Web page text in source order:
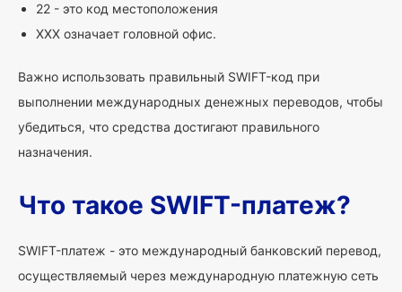
22 - это код местоположения
XXX означает головной офис.
Важно использовать правильный SWIFT-код при
выполнении международных денежных переводов, чтобы
убедиться, что средства достигают правильного
назначения.
Что такое SWIFT-платеж?
SWIFT-платеж - это международный банковский перевод,
осуществляемый через международную платежную сеть